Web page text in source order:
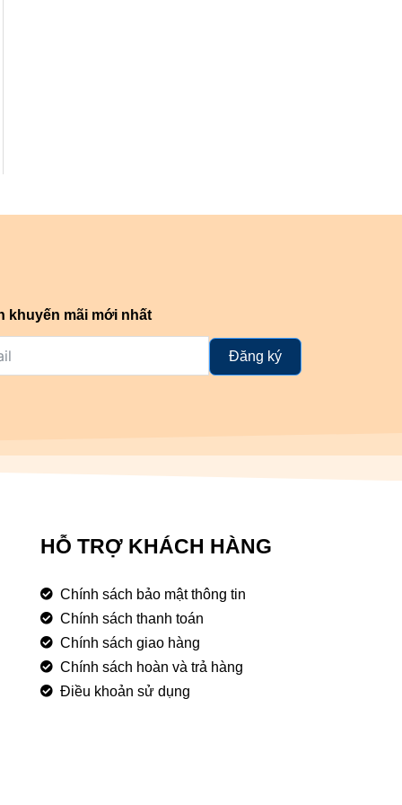
khuyến mãi mới nhất
Đăng ký
HỖ TRỢ KHÁCH HÀNG
Chính sách bảo mật thông tin
Chính sách thanh toán
Chính sách giao hàng
Chính sách hoàn và trả hàng
Điều khoản sử dụng